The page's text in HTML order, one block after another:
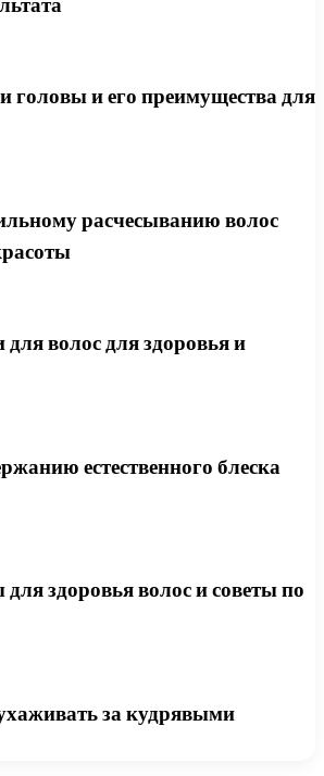
головы и его преимущества для
расчесыванию волос
волос для здоровья и
естественного блеска
здоровья волос и советы по
за кудрявыми